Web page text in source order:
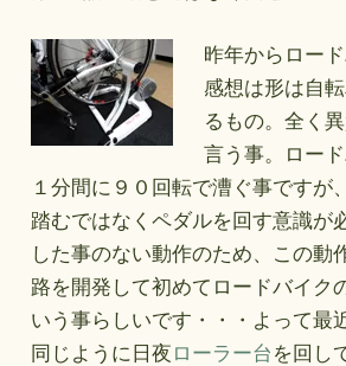
昨年からロー
感想は形は自
るもの。全く
言う事。ロー
１分間に９０回転で漕ぐ事ですが
踏むではなくペダルを回す意識が
した事のない動作のため、この動
路を開発して初めてロードバイク
いう事らしいです・・・よって最
同じように日夜 ローラー台 を回し